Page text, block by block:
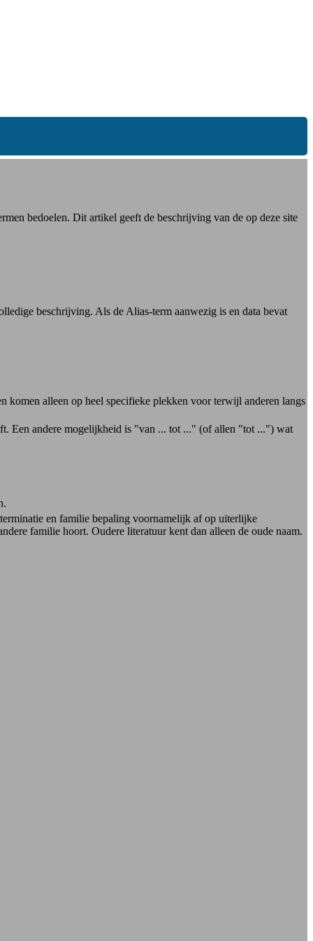
bedoelen. Dit artikel geeft de beschrijving van de op deze site
beschrijving. Als de Alias-term aanwezig is en data bevat
komen alleen op heel specifieke plekken voor terwijl anderen langs
Een andere mogelijkheid is "van ... tot ..." (of allen "tot ...") wat
en familie bepaling voornamelijk af op uiterlijke
familie hoort. Oudere literatuur kent dan alleen de oude naam.